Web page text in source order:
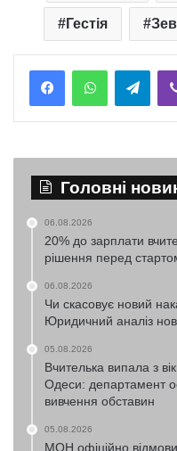
Гестія
Головні
06.08.2026
20% до зарплати
рішення перед
06.08.2026
Чи скасовує новий
Юридичний аналіз
05.08.2026
Вчителька випала з
Одеси: департамент
вивчення обставин
05.08.2026
МОН офіційно